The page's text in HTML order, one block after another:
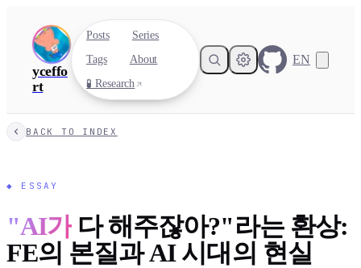
yceffo
rt
Posts
Series
Tags
About
🧪 Research
EN
BACK TO INDEX
◆ ESSAY
"AI가 다 해주잖아?"라는 환상:
FE의 본질과 AI 시대의 현실